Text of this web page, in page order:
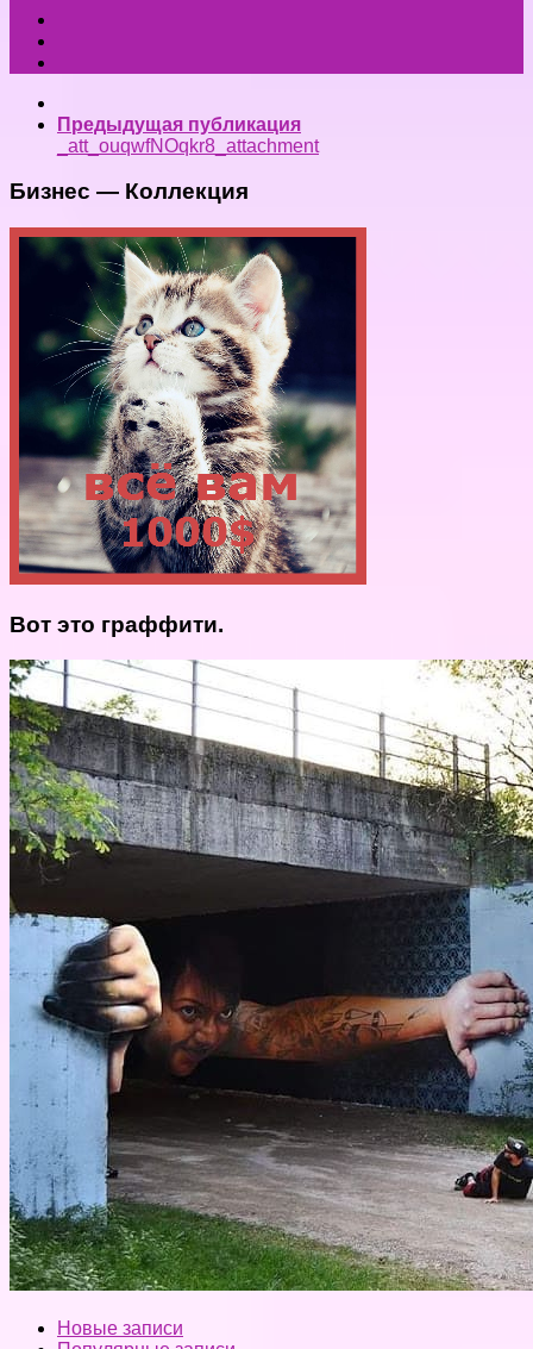
Предыдущая публикация
_att_ouqwfNOqkr8_attachment
Бизнес — Коллекция
Вот это граффити.
Новые записи